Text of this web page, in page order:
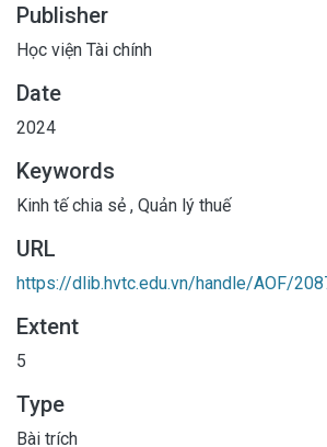
bàn thành phố Hà Nội và khuyến nghị các
trợ, khai thác tốt hơn những lợi thế của
Publisher
Học viện Tài chính
Date
2024
Keywords
Kinh tế chia sẻ , Quản lý thuế
URL
https://dlib.hvtc.edu.vn/handle/AOF/
Extent
5
Type
Bài trích